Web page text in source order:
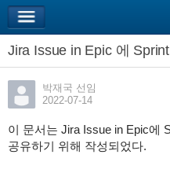
Jira Issue in Epic 에
박재국 선임
2022-07-14
이 문서는 Jira Issue in Epic에
공유하기 위해 작성되었다.